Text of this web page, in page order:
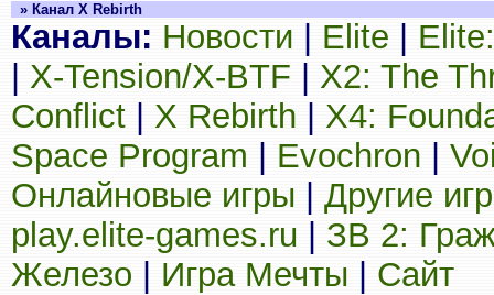
» Канал X Rebirth
Каналы: Новости Elite
X-Tension/X-BTF
X2: The
Conflict
X Rebirth
X4:
Space Program
Evochron
Онлайновые игры
Другие
play.elite-games.ru
ЗВ 2:
Железо
Игра Мечты Сайт